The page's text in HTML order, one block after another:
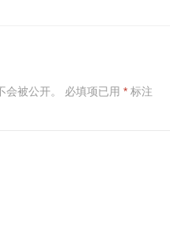
被公开。 必填项已用 * 标注